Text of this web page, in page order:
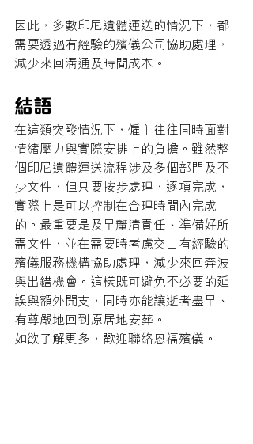
因此，多數印尼遺體運送的情況下，都
需要透過有經驗的殯儀公司協助處理，
減少來回溝通及時間成本。
結語
在這類突發情況下，僱主往往同時面對
情緒壓力與實際安排上的負擔。雖然整
個印尼遺體運送流程涉及多個部門及不
少文件，但只要按步處理，逐項完成，
實際上是可以控制在合理時間內完成
的。最重要是及早釐清責任、準備好所
需文件，並在需要時考慮交由有經驗的
殯儀服務機構協助處理，減少來回奔波
與出錯機會。這樣既可避免不必要的延
誤與額外開支，同時亦能讓逝者盡早、
有尊嚴地回到原居地安葬。
如欲了解更多，歡迎聯絡恩福殯儀。